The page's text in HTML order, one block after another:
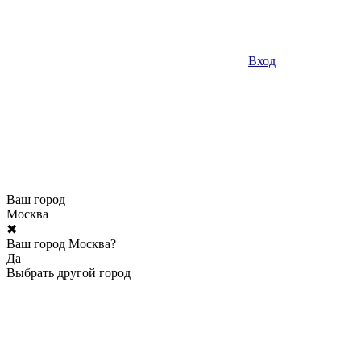
Вход
Ваш город
Москва
✖
Ваш город Москва?
Да
Выбрать другой город